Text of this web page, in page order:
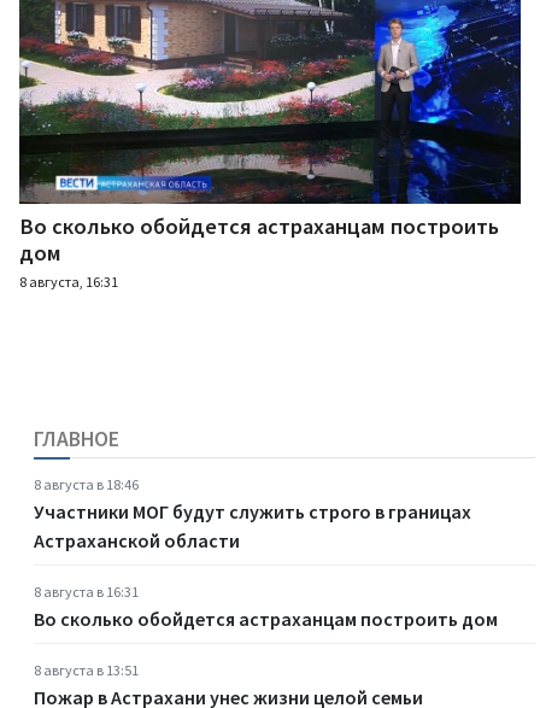
Во сколько обойдется астраханцам построить
дом
8 августа, 16:31
ГЛАВНОЕ
8 августа в 18:46
Участники МОГ будут служить строго в границах
Астраханской области
8 августа в 16:31
Во сколько обойдется астраханцам построить дом
8 августа в 13:51
Пожар в Астрахани унес жизни целой семьи